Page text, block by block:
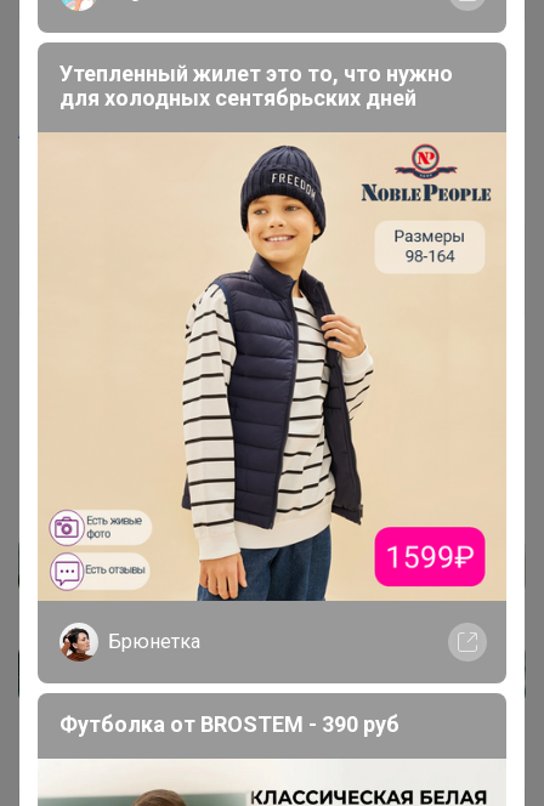
12 апреля, 2023 15:19
Artemida, подскажите пожалуйста, развоз этой СП
Бронзовый организатор
12 апреля, 2023 15:20
, Здравствуйте 20 апреля.
Утепленный жилет это то, что нужно
для холодных сентябрьских дней
Брюнетка
Футболка от BROSTEM - 390 руб